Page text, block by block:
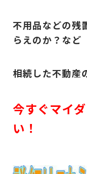
不用品などの残
らえのか？など
相続した不動産
今すぐマイ
い！